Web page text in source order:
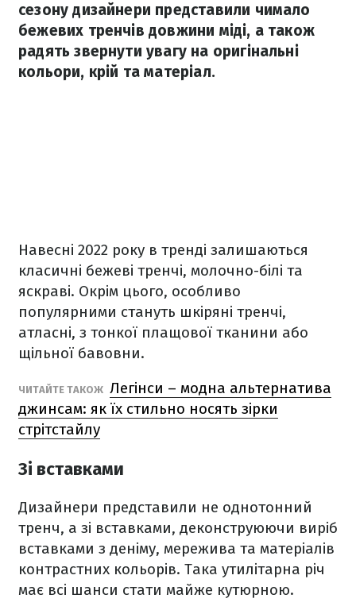
сезону дизайнери представили чимало
бежевих тренчів довжини міді, а також
радять звернути увагу на оригінальні
кольори, крій та матеріал.
Навесні 2022 року в тренді залишаються
класичні бежеві тренчі, молочно-білі та
яскраві. Окрім цього, особливо
популярними стануть шкіряні тренчі,
атласні, з тонкої плащової тканини або
щільної бавовни.
ЧИТАЙТЕ ТАКОЖ Легінси – модна альтернатива
джинсам: як їх стильно носять зірки
стрітстайлу
Зі вставками
Дизайнери представили не однотонний
тренч, а зі вставками, деконструюючи виріб
вставками з деніму, мережива та матеріалів
контрастних кольорів. Така утилітарна річ
має всі шанси стати майже кутюрною.